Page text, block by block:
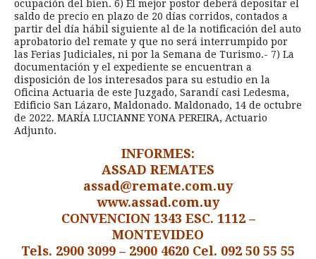
ocupación del bien. 6) El mejor postor deberá depositar el
saldo de precio en plazo de 20 días corridos, contados a
partir del día hábil siguiente al de la notificación del auto
aprobatorio del remate y que no será interrumpido por
las Ferias Judiciales, ni por la Semana de Turismo.- 7) La
documentación y el expediente se encuentran a
disposición de los interesados para su estudio en la
Oficina Actuaria de este Juzgado, Sarandí casi Ledesma,
Edificio San Lázaro, Maldonado. Maldonado, 14 de octubre
de 2022. MARÍA LUCIANNE YONA PEREIRA, Actuario
Adjunto.
INFORMES:
ASSAD REMATES
assad@remate.com.uy
www.assad.com.uy
CONVENCION 1343 ESC. 1112 –
MONTEVIDEO
Tels. 2900 3099 – 2900 4620 Cel. 092 50 55 55